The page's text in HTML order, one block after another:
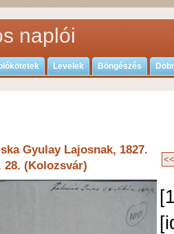
naplói
Levelek Böngészés
Gyulay Lajosnak, 1827.
28. (Kolozsvár)